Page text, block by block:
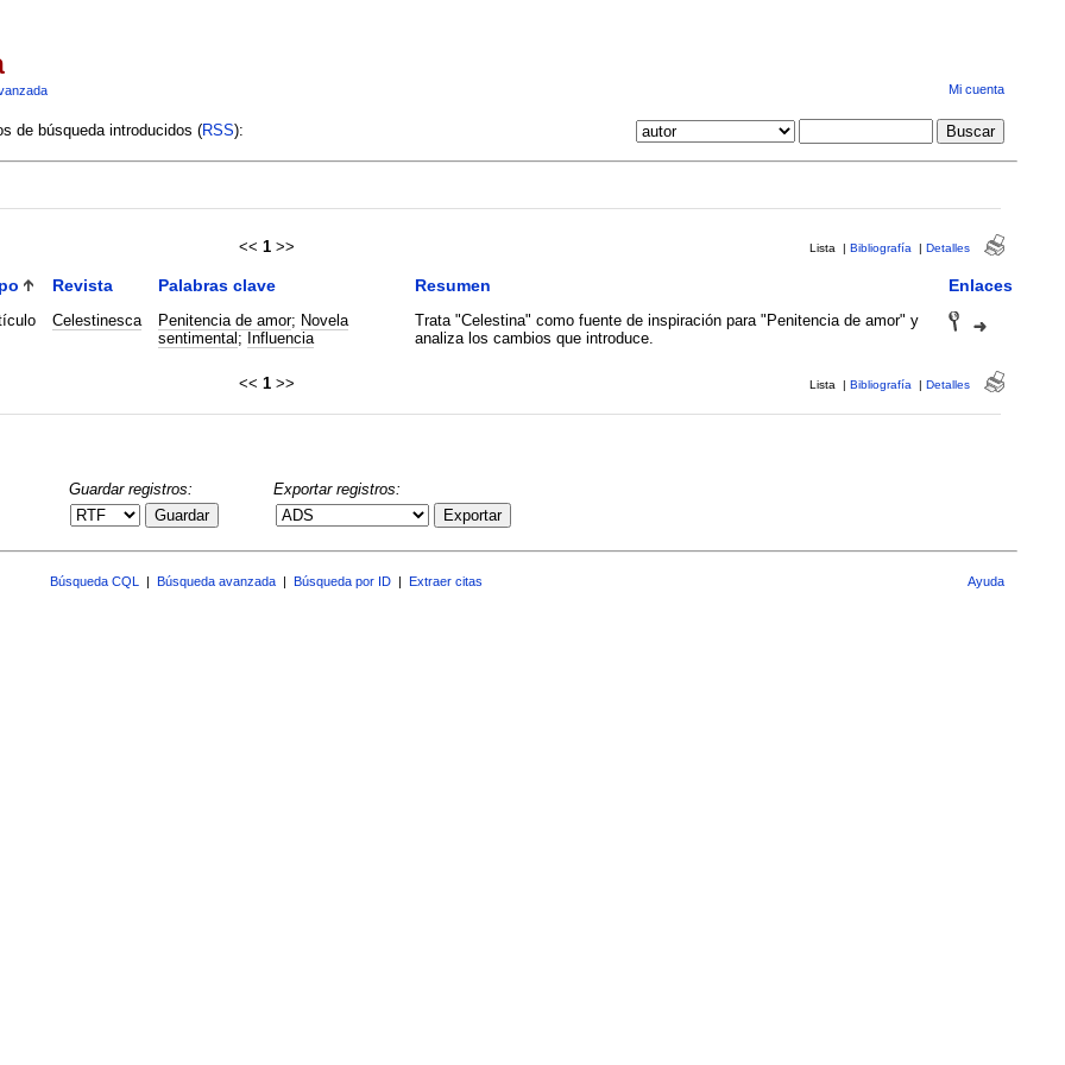
Mi cuenta
de búsqueda introducidos (RSS):
<< 1 >> Lista | Bibliografía | Detalles
Revista Palabras clave Resumen Enlaces
Celestinesca Penitencia de amor; Novela
sentimental ; Influencia
Trata "Celestina" como fuente de inspiración para "Penitencia de amor" y
analiza los cambios que introduce.
<< 1 >> Lista | Bibliografía | Detalles
Guardar registros:
Guardar
Exportar registros:
Exportar
Búsqueda CQL Búsqueda avanzada Búsqueda por ID Extraer citas Ayuda